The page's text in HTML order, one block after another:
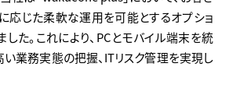
応じた柔軟な運用を可能とするオプショ
た。これにより、PCとモバイル端末を統
業務実態の把握、ITリスク管理を実現し